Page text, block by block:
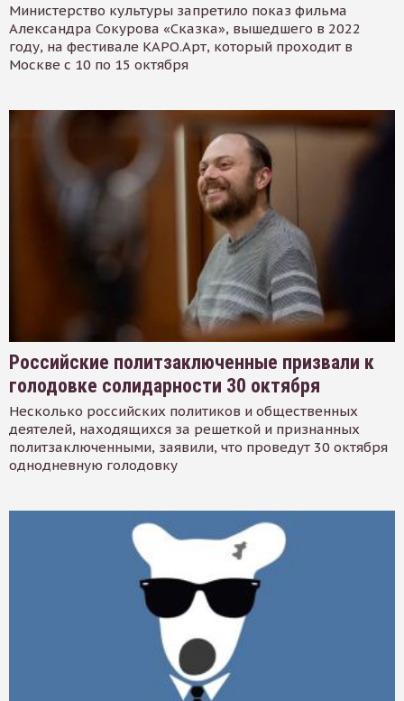
Министерство культуры запретило показ фильма
Александра Сокурова «Сказка», вышедшего в 2022
году, на фестивале КАРО.Арт, который проходит в
Москве с 10 по 15 октября
Российские политзаключенные призвали к
голодовке солидарности 30 октября
Несколько российских политиков и общественных
деятелей, находящихся за решеткой и признанных
политзаключенными, заявили, что проведут 30 октября
однодневную голодовку